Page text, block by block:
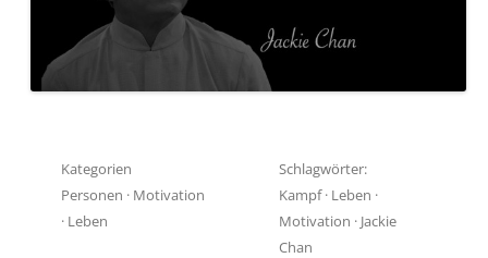
Kategorien
Personen · Motivation
· Leben
Schlagwörter:
Kampf· Leben ·
Motivation · Jackie
Chan